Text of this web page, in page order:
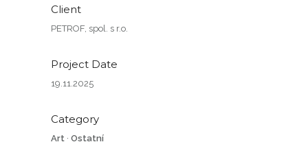
Client
PETROF, spol. s r.o.
Project Date
19.11.2025
Category
Art · Ostatní